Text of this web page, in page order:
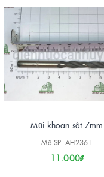
Mũi khoan sắt 7mm
Mã SP: AH2361
11.000₫